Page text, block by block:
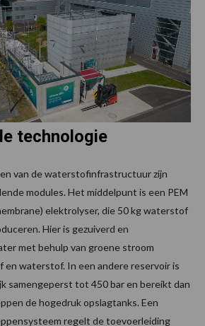
technologie
van de waterstofinfrastructuur zijn
modules. Het middelpunt is een PEM
elektrolyser, die 50 kg waterstof
Hier is gezuiverd en
met behulp van groene stroom
en waterstof. In een andere reservoir is
samengeperst tot 450 bar en bereikt dan
de hogedruk opslagtanks. Een
regelt de toevoerleiding